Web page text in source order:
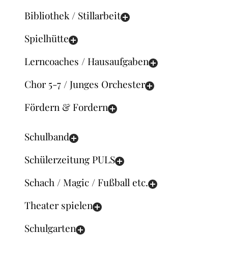
Bibliothek / Stillarbeit
Spielhütte
Lerncoaches / Hausaufgaben
Chor 5-7 / Junges Orchester
Fördern & Fordern
Schulband
Schülerzeitung PULS
Schach / Magic / Fußball etc.
Theater spielen
Schulgarten